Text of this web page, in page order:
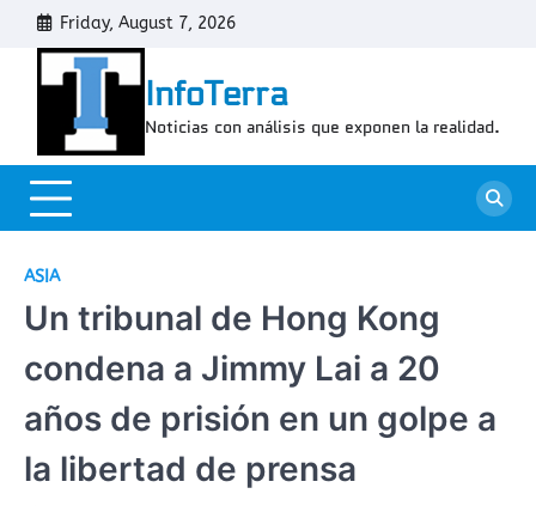
Skip
content
Friday, August 7, 2026
InfoTerra
Noticias con análisis que exponen la realidad.
ASIA
Un tribunal de Hong Kong
condena a Jimmy Lai a 20
años de prisión en un golpe a
la libertad de prensa